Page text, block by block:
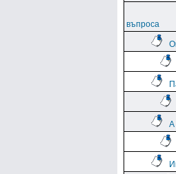
въпроса
А